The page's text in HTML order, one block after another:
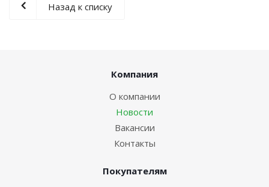
Назад к списку
Компания
О компании
Новости
Вакансии
Контакты
Покупателям